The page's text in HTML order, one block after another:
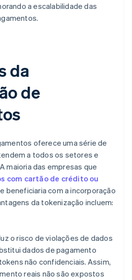
a escalabilidade das
da
de
oferece uma série de
a todos os setores e
maioria das empresas que
com cartão de crédito ou
beneficiaria com a incorporação
da tokenização incluem:
o risco de violações de dados
dados de pagamento
não confidenciais. Assim,
reais não são expostos